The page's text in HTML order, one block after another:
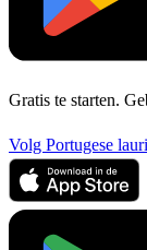
Gratis te starten.
Volg Portugese